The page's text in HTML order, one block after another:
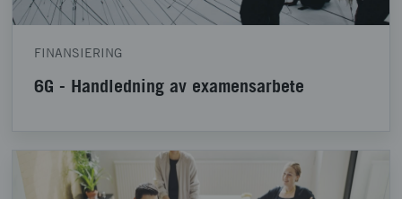
FINANSIERING
6G - Handledning av examensarbete